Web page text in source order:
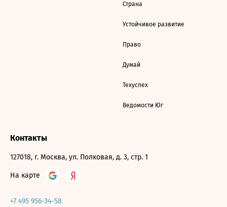
Страна
Устойчивое развитие
Право
Думай
Техуспех
Ведомости Юг
Контакты
127018, г. Москва, ул. Полковая, д. 3, стр. 1
На карте
+7 495 956-34-58